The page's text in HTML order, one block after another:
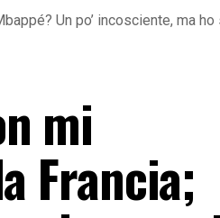
Un po’ incosciente, ma
mi
Francia;